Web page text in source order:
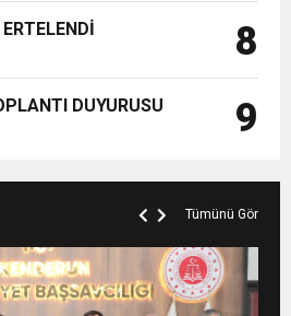
8
DUYURUSU 9
Tümünü Gör